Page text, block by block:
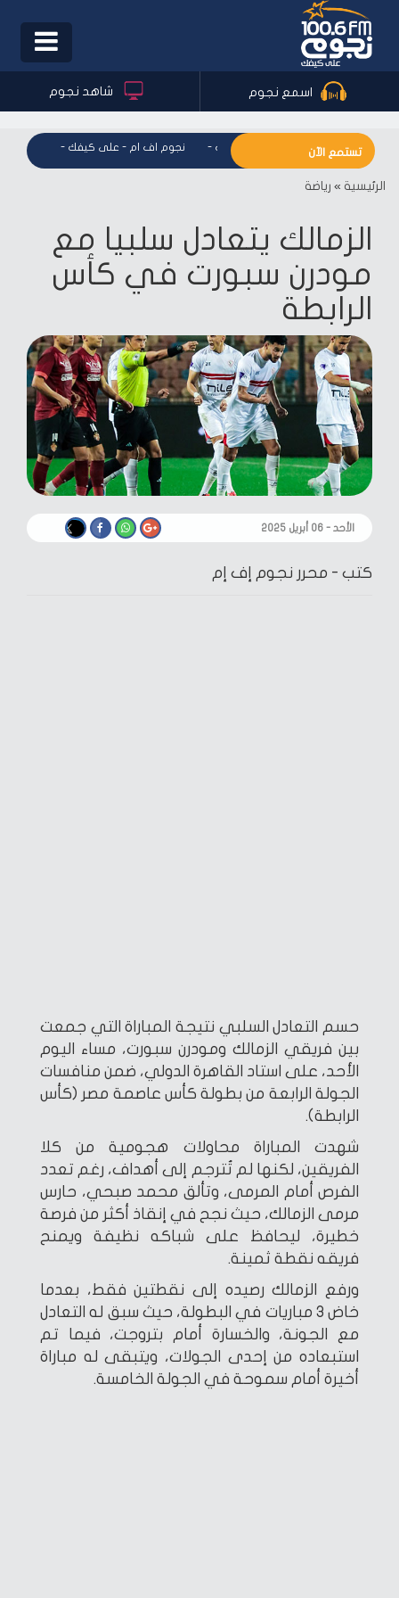
Toggle
اسمع نجوم شاهد نجوم
تستمع الآن - نجوم اف ام - على كيفك - نجوم اف ام - على كيفك نجوم
الرئيسية » رياضة
الزمالك يتعادل سلبيا مع
مودرن سبورت في كأس
الرابطة
الأحد - ٠٦ أبريل ٢٠٢٥
كتب - محرر نجوم إف إم
حسم التعادل السلبي نتيجة المباراة التي جمعت
بين فريقي الزمالك ومودرن سبورت، مساء اليوم
الأحد، على استاد القاهرة الدولي، ضمن منافسات
الجولة الرابعة من بطولة كأس عاصمة مصر (كأس
الرابطة).
شهدت المباراة محاولات هجومية من كلا
الفريقين، لكنها لم تُترجم إلى أهداف، رغم تعدد
الفرص أمام المرمى، وتألق محمد صبحي، حارس
مرمى الزمالك، حيث نجح في إنقاذ أكثر من فرصة
خطيرة، ليحافظ على شباكه نظيفة ويمنح
فريقه نقطة ثمينة.
ورفع الزمالك رصيده إلى نقطتين فقط، بعدما
خاض 3 مباريات في البطولة، حيث سبق له التعادل
مع الجونة، والخسارة أمام بتروجت، فيما تم
استبعاده من إحدى الجولات، ويتبقى له مباراة
أخيرة أمام سموحة في الجولة الخامسة.